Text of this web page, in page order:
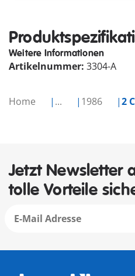
Home ... 1986 2
Weitere Informationen
Artikelnummer: 3304-A
Jetzt Newsletter
tolle Vorteile